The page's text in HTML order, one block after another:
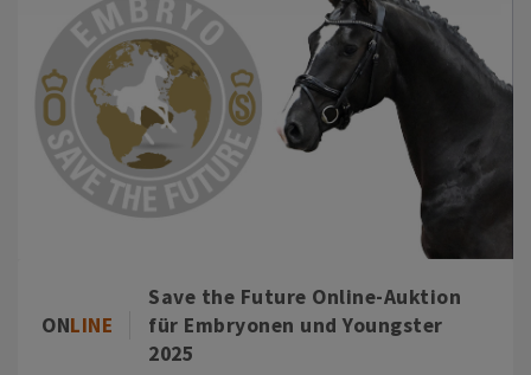
ONLINE
Save the Future Online-Auktion
für Embryonen und Youngster
2025